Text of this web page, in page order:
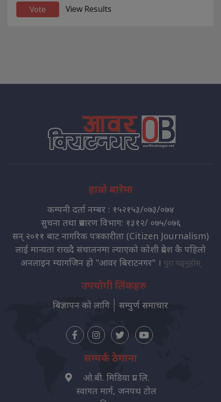
View Results
हाम्रो बारेमा
कम्पनी दर्ता नम्बर : १५२१५३/०७३/०७४
सुचना तथा प्रसारण विभाग: १३१२/ ०७५/०७६
सन् २०११ बाट नागरिक पत्रकारीता (Citizen Journalism)
लाई मान्यता राख्दै संचालनमा ल्याएको कोशी प्रदेश कै पहिलो
अनलाइन म्यागजिन हो "आवर बिराटनगर" । पुरा पढ्नुहोस्
उपयोगी लिंकहरु
बिज्ञापन को लागि सम्पुर्ण समाचार
सम्पर्क ठेगाना
ओ.बी. मिडिया प्रा. लि.
स्वागत मार्ग, जनपथ टोल